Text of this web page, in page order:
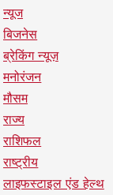
न्यूज
बिजनेस
ब्रेकिंग न्यूज़
मनोरंजन
मौसम
राज्य
राशिफल
राष्ट्रीय
लाइफस्टाइल एंड हेल्थ